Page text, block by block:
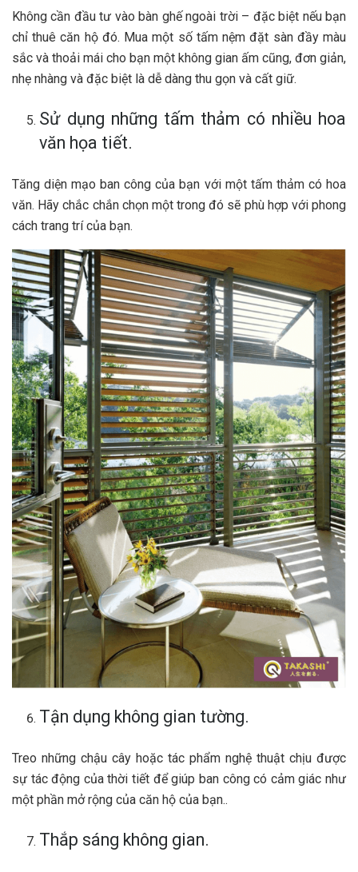
Không cần đầu tư vào bàn ghế ngoài trời – đặc biệt nếu bạn
chỉ thuê căn hộ đó. Mua một số tấm nệm đặt sàn đầy màu
sắc và thoải mái cho bạn một không gian ấm cũng, đơn giản,
nhẹ nhàng và đặc biệt là dễ dàng thu gọn và cất giữ.
Sử dụng những tấm thảm có nhiều hoa
văn họa tiết.
Tăng diện mạo ban công của bạn với một tấm thảm có hoa
văn. Hãy chắc chắn chọn một trong đó sẽ phù hợp với phong
cách trang trí của bạn.
Tận dụng không gian tường.
Treo những chậu cây hoặc tác phẩm nghệ thuật chịu được
sự tác động của thời tiết để giúp ban công có cảm giác như
một phần mở rộng của căn hộ của bạn..
Thắp sáng không gian.